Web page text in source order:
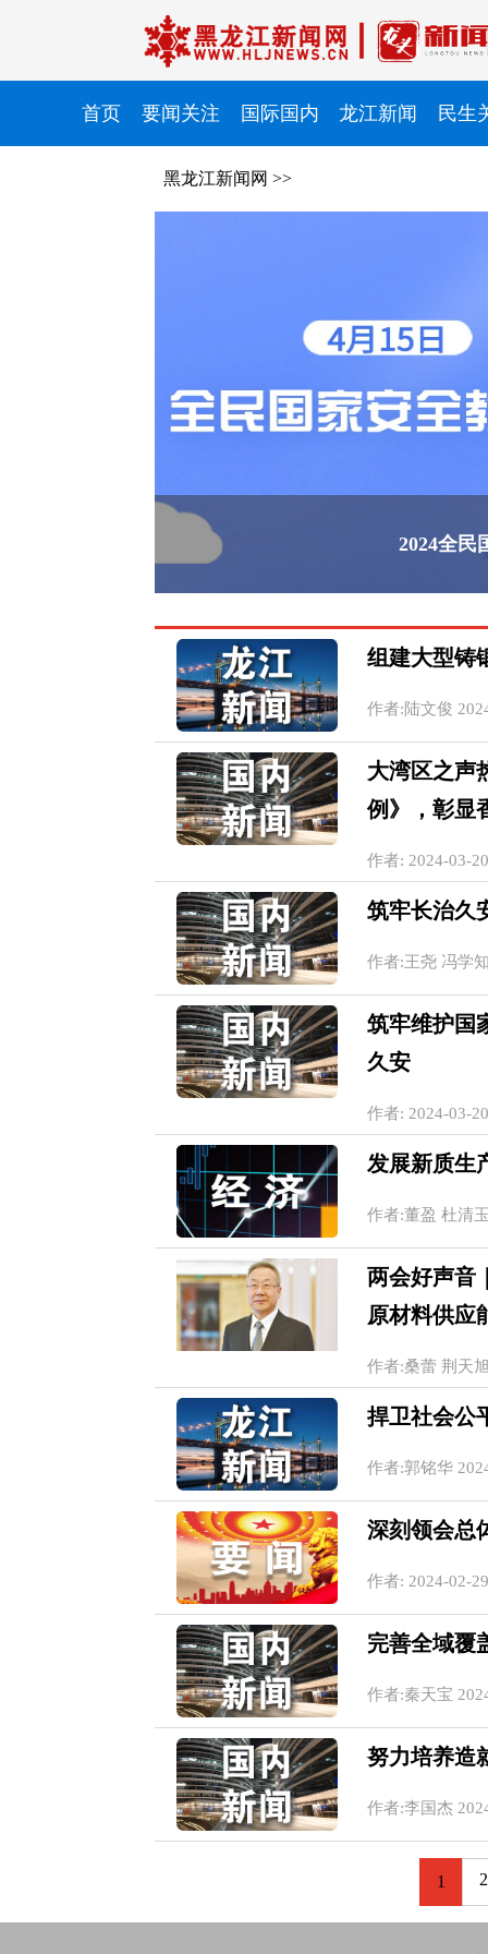
首页 要闻关注 国际国内 龙江新闻 民生
黑龙江新闻网 >>
2024全民
组建大型铸
作者:陆文俊
大湾区之声
例》，彰显
作者: 2024-03-
筑牢长治久
作者:王尧 冯学
筑牢维护国
久安
作者: 2024-03-
发展新质生
作者:董盈 杜清
两会好声音
原材料供应
作者:桑蕾 荆天
捍卫社会公
作者:郭铭华
深刻领会总
作者: 2024-02-
完善全域覆
作者:秦天宝
努力培养造
作者:李国杰
1 2